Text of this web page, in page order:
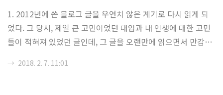
을 꽤 적나라하게 보여주고 있다. 정부라는 형태의 권력은 형성
되어있고, 이러한 상황에서 주권은 제한적인 형태를 띌 수 밖에
없다. 이러..
1. 2012년에 쓴 블로그 글을 우연치 않은 계기로 다시 읽게 되
었다. 그 당시, 제일 큰 고민이었던 대입과 내 인생에 대한 고민
들이 적혀져 있었던 글인데, 그 글을 오랜만에 읽으면서 만감이
고 할 수도 있겠고, 좀 더 진솔하고 감정적인 글 이라고도 할 수
→ 2018. 2. 7. 11:01